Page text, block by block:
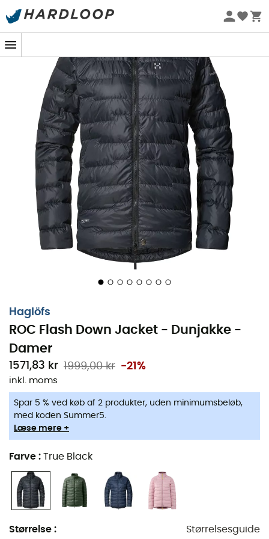
-5% Extra - Kode Summer5
Haglöfs
ROC Flash Down Jacket - Dunjakke -
Damer
1571,83 kr 1999,00 kr -21%
inkl. moms
Spar 5 % ved køb af 2 produkter, uden minimumsbeløb,
med koden Summer5.
Læse mere +
Farve : True Black
Størrelse : Størrelsesguide
Udstyret medPertex® Quantum-teknologi
, kombinerer
Dette innovative yderstof danner en
bidende vindesamtidig med at det tillader optimal
luftcirkulation. H Down Gold fyldet
blander sig
harmonisk medMimic syntetisk , hvilket sikrer en
effektiv isoleringselv i områder udsat for slid, som ofte
overses af andre jakker.
høje krave omslutter din hals med en blød varme,
der forvandler hver isnende vind til en let brise. Tag trygt
afsted mod bjergtinderne, velvidende at denne
dunjakke er designet til bjergentusiaster, uanset om de
er nybegyndere eller erfarne. Trods alt venter bjergene
kun på dig, godt tilpas i dinROC Flash Down Jacket
Let og slidstærkt yderstof i 100 % genanvendt
polyamid
Den forskudte quiltede konstruktion minimerer
kolde punkter
To lynlåslommer til hænderne og en sikker
indvendig brystlomme
Høj krave med integreret hagebeskytter
Skjulte elastiske manchetter
To-vejs lynlås foran med dunflap
Længere kant for bedre dækning
Kan bæres som yder- eller mellemlag
Hovedstof: Pertex® Quantum, Ripstop-stof, 100%